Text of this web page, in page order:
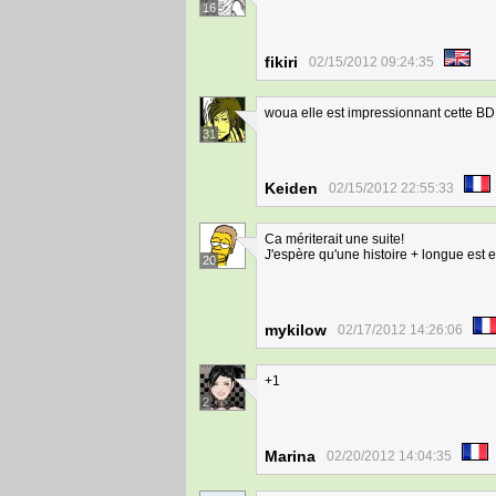
16
fikiri 02/15/2012 09:24:35
31
woua elle est impressionnant cette
Keiden 02/15/2012 22:55:33
20
Ca mériterait une suite!
J'espère qu'une histoire + longue est
mykilow 02/17/2012 14:26:06
2
+1
Marina 02/20/2012 14:04:35